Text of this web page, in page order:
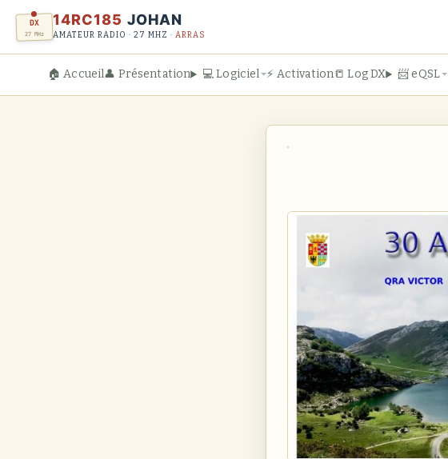
DX
27 MHz
14RC185 JOHAN
AMATEUR RADIO · 27 MHZ · ARRAS
🏠 Accueil👤 Présentation 💻 Logiciel ⚡ Activation📒 Log DX 📨 eQSL